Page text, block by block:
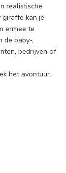
realistische
giraffe kan je
ermee te
de baby-,
bedrijven of
het avontuur.